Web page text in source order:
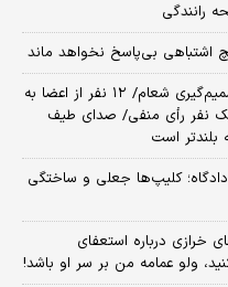
رانندگی
اشتباهی بی‌پاسخ نخواهد ماند
اظهارات جدید معاون پزشکیان درباره تصمیم‌گیری شعام/ ۱۲ نفر از اعضا به
یک نفر رأی منفی/ صدای طیف
بلندتر است
کلیپ‌ها جعلی و ساختگی
خرازی درباره استعفای
ولو عمامه من بر سر او باشد!